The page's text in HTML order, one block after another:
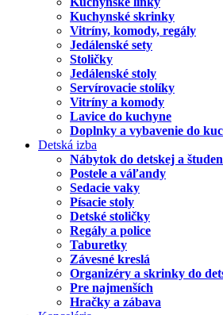
Kuchynské skrinky
Vitríny, komody, regály
Jedálenské sety
Stoličky
Jedálenské stoly
Servírovacie stolíky
Vitríny a komody
Lavice do kuchyne
Doplnky a vybavenie do
Detská izba
Nábytok do detskej a
Postele a váľandy
Sedacie vaky
Písacie stoly
Detské stoličky
Regály a police
Taburetky
Závesné kreslá
Organizéry a skrinky do
Pre najmenších
Hračky a zábava